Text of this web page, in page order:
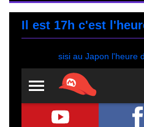
Il est 17h c'est
sisi au Japon l'heure